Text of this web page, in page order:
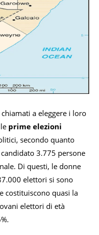
a eleggere i loro
prime elezioni
secondo quanto
3.775 persone
Di questi, le donne
elettori si sono
costituiscono quasi la
elettori di età